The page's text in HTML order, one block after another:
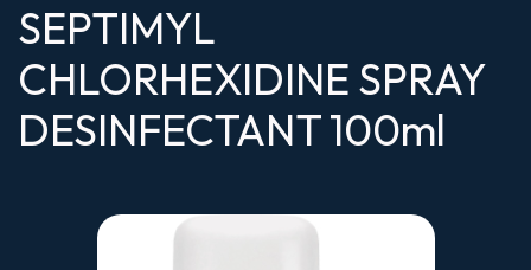
SEPTIMYL
CHLORHEXIDINE SPRAY
DESINFECTANT 100ml